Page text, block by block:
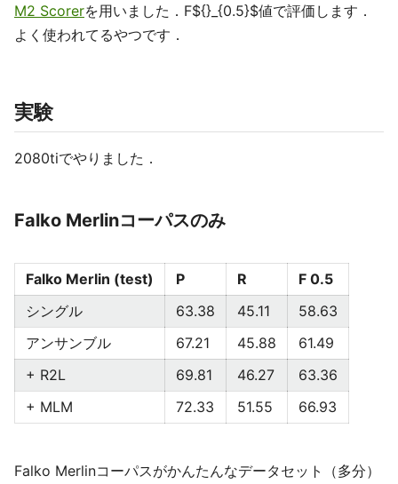
M2 Scorerを用いました．F${}_{0.5}$値で評価します．
よく使われてるやつです．
実験
2080tiでやりました．
Falko Merlinコーパスのみ
Falko Merlin (test) P R
F 0.5
シングル
63.38 45.11
58.63
アンサンブル
67.21 45.88
61.49
+ R2L
69.81 46.27
63.36
+ MLM
72.33 51.55 66.93
Falko Merlinコーパスがかんたんなデータセット（多分）